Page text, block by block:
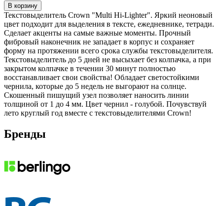
В корзину
Текстовыделитель Crown "Multi Hi-Lighter". Яркий неоновый
цвет подходит для выделения в тексте, ежедневнике, тетради.
Сделает акценты на самые важные моменты. Прочный
фибровый наконечник не западает в корпус и сохраняет
форму на протяжении всего срока службы текстовыделителя.
Текстовыделитель до 5 дней не высыхает без колпачка, а при
закрытом колпачке в течении 30 минут полностью
восстанавливает свои свойства! Обладает светостойкими
чернила, которые до 5 недель не выгорают на солнце.
Скошенный пишущий узел позволяет наносить линии
толщиной от 1 до 4 мм. Цвет чернил - голубой. Почувствуй
лето круглый год вместе с текстовыделителями Crown!
Бренды